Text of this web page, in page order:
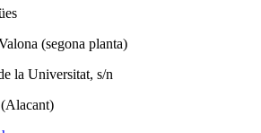
(segona planta)
la Universitat, s/n